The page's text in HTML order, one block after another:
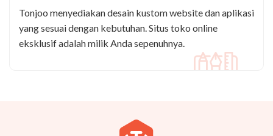
Tonjoo menyediakan desain kustom website dan aplikasi
yang sesuai dengan kebutuhan. Situs toko online
eksklusif adalah milik Anda sepenuhnya.